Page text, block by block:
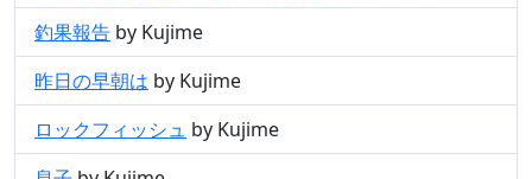
釣果報告 by Kujime
昨日の早朝は by Kujime
ロックフィッシュ by Kujime